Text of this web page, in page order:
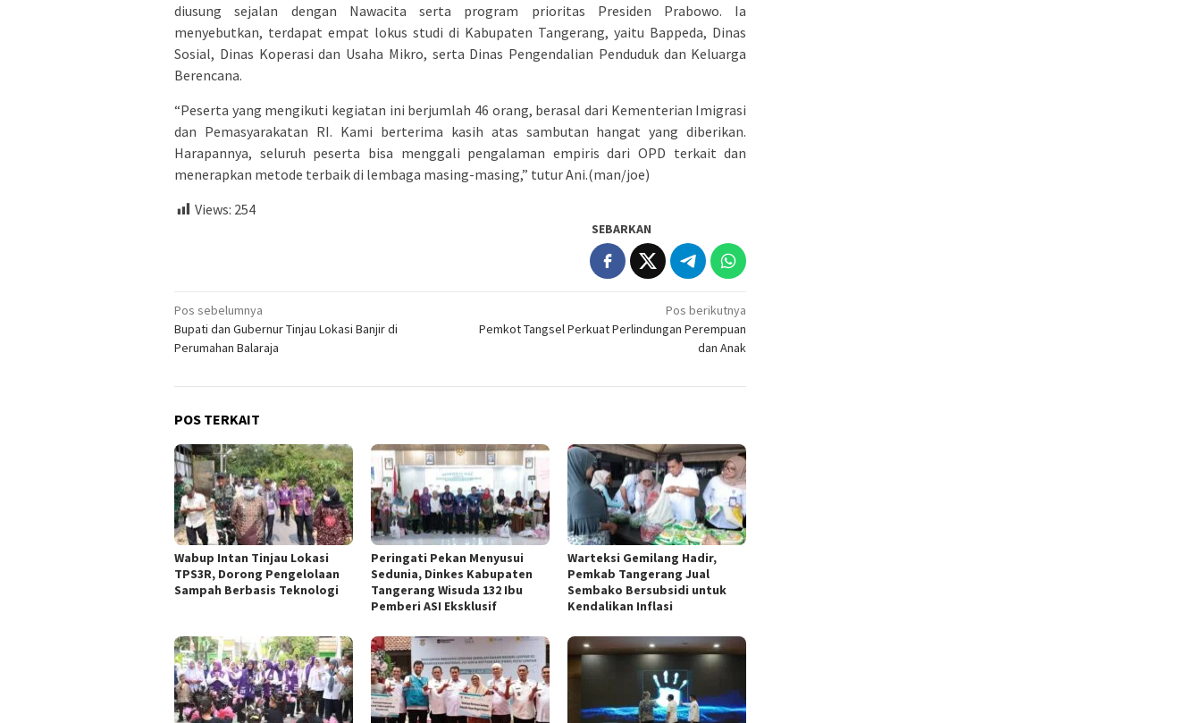
diusung sejalan dengan Nawacita serta program prioritas Presiden Prabowo. Ia
menyebutkan, terdapat empat lokus studi di Kabupaten Tangerang, yaitu Bappeda, Dinas
Sosial, Dinas Koperasi dan Usaha Mikro, serta Dinas Pengendalian Penduduk dan Keluarga
Berencana.
“Peserta yang mengikuti kegiatan ini berjumlah 46 orang, berasal dari Kementerian Imigrasi
dan Pemasyarakatan RI. Kami berterima kasih atas sambutan hangat yang diberikan.
Harapannya, seluruh peserta bisa menggali pengalaman empiris dari OPD terkait dan
menerapkan metode terbaik di lembaga masing-masing,” tutur Ani.(man/joe)
Views: 254
SEBARKAN
Navigasi
pos
Pos sebelumnya
Bupati dan Gubernur Tinjau Lokasi Banjir di
Perumahan Balaraja
Pos berikutnya
Pemkot Tangsel Perkuat Perlindungan Perempuan
dan Anak
POS TERKAIT
Wabup Intan Tinjau Lokasi
TPS3R, Dorong Pengelolaan
Sampah Berbasis Teknologi
Peringati Pekan Menyusui
Sedunia, Dinkes Kabupaten
Tangerang Wisuda 132 Ibu
Pemberi ASI Eksklusif
Warteksi Gemilang Hadir,
Pemkab Tangerang Jual
Sembako Bersubsidi untuk
Kendalikan Inflasi